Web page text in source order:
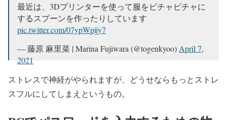
最近は、3Dプリンターを使って服をビチャビチャに
するスプーンを作ったりしています
pic.twitter.com/07ypWpijy7
— 藤原 麻里菜 | Marina Fujiwara (@togenkyoo) April 7,
2021
ストレスで神経がやられますが、どうせならもっとストレ
スフルにしてしまえというもの。